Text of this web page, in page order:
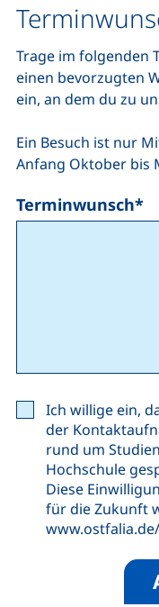
Trage im folgenden
einen bevorzugten
ein, an dem du zu
Ein Besuch ist nur
Anfang Oktober bis
Terminwunsch*
Ich willige ein,
der
rund um
Hochschule
Diese
für die Zukunft